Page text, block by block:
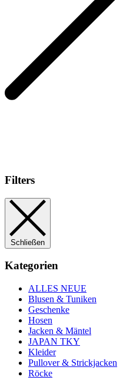
Filters
Schließen
Kategorien
ALLES NEUE
Blusen & Tuniken
Geschenke
Hosen
Jacken & Mäntel
JAPAN TKY
Kleider
Pullover & Strickjacken
Röcke